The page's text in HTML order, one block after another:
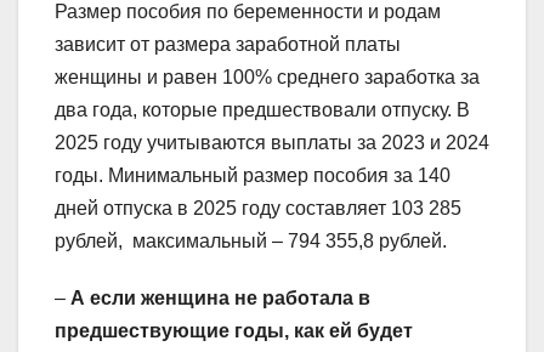
Размер пособия по беременности и родам
зависит от размера заработной платы
женщины и равен 100% среднего заработка за
два года, которые предшествовали отпуску. В
2025 году учитываются выплаты за 2023 и 2024
годы. Минимальный размер пособия за 140
дней отпуска в 2025 году составляет 103 285
рублей, максимальный – 794 355,8 рублей.
– А если женщина не работала в
предшествующие годы, как ей будет